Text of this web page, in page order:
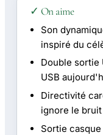
✓ On aime
Son
inspiré du
Double sortie
USB
Directivité
ignore le
Sortie